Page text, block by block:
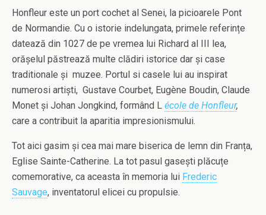
Honfleur este un port cochet al Senei, la picioarele Pont
de Normandie. Cu o istorie indelungata, primele referințe
datează din 1027 de pe vremea lui Richard al III lea,
orășelul păstrează multe clădiri istorice dar și case
traditionale și muzee. Portul si casele lui au inspirat
numerosi artiști, Gustave Courbet, Eugène Boudin, Claude
Monet și Johan Jongkind, formând L école de Honfleur,
care a contribuit la aparitia impresionismului.
Tot aici gasim și cea mai mare biserica de lemn din Franța,
Eglise Sainte-Catherine. La tot pasul gasești plăcuțe
comemorative, ca aceasta în memoria lui Frederic
Sauvage, inventatorul elicei cu propulsie.